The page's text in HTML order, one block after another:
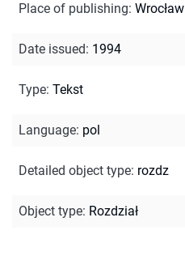
Place of publishing: Wrocław
Date issued: 1994
Type: Tekst
Language: pol
Detailed object type: rozdz
Object type: Rozdział